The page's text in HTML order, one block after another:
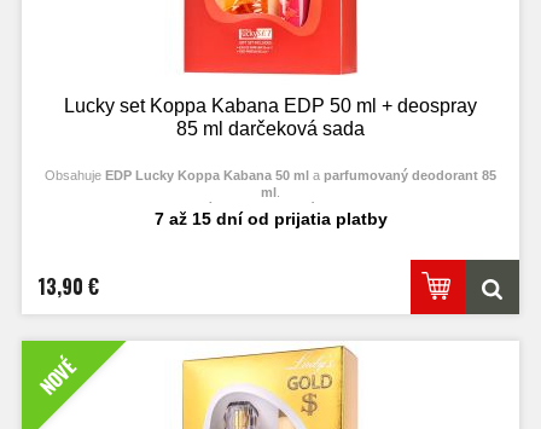
Lucky set Koppa Kabana EDP 50 ml + deospray
85 ml darčeková sada
Obsahuje EDP Lucky Koppa Kabana 50 ml a parfumovaný deodorant 85
ml
Francúzske parfumové esencie!
7 až 15 dní od prijatia platby
13,90 €
NOVÉ